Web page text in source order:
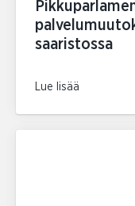
saaristossa
Lue lisää